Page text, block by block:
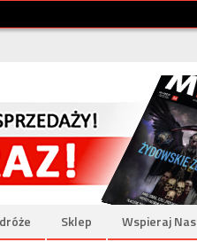
Sklep Wspieraj Nas